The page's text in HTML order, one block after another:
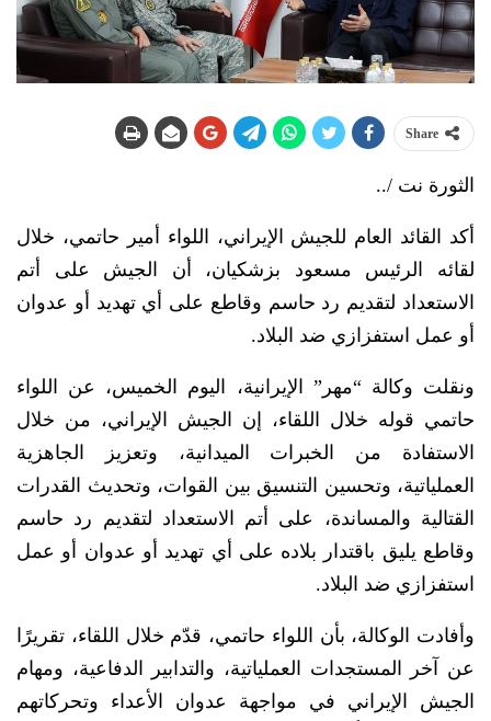
Share
الثورة نت /..
أكد القائد العام للجيش الإيراني، اللواء أمير حاتمي، خلال
لقائه الرئيس مسعود بزشكيان، أن الجيش على أتم
الاستعداد لتقديم رد حاسم وقاطع على أي تهديد أو عدوان
أو عمل استفزازي ضد البلاد.
ونقلت وكالة “مهر” الإيرانية، اليوم الخميس، عن اللواء
حاتمي قوله خلال اللقاء، إن الجيش الإيراني، من خلال
الاستفادة من الخبرات الميدانية، وتعزيز الجاهزية
العملياتية، وتحسين التنسيق بين القوات، وتحديث القدرات
القتالية والمساندة، على أتم الاستعداد لتقديم رد حاسم
وقاطع يليق باقتدار بلاده على أي تهديد أو عدوان أو عمل
استفزازي ضد البلاد.
وأفادت الوكالة، بأن اللواء حاتمي، قدّم خلال اللقاء، تقريرًا
عن آخر المستجدات العملياتية، والتدابير الدفاعية، ومهام
الجيش الإيراني في مواجهة عدوان الأعداء وتحركاتهم